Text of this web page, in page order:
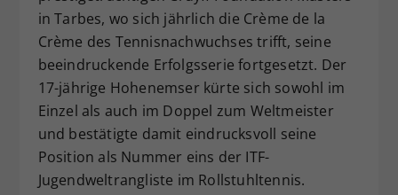
in Tarbes, wo sich jährlich die Crème de la
Crème des Tennisnachwuchses trifft, seine
beeindruckende Erfolgsserie fortgesetzt. Der
17-jährige Hohenemser kürte sich sowohl im
Einzel als auch im Doppel zum Weltmeister
und bestätigte damit eindrucksvoll seine
Position als Nummer eins der ITF-
Jugendweltrangliste im Rollstuhltennis.
Zweck
Dieser Wert speichert Ihre Consent-
Einstellungen. Unter anderem eine
zufällig generierte ID, für die
historische Speicherung Ihrer
Webseiten-Betreiber dies eingestellt
hat.